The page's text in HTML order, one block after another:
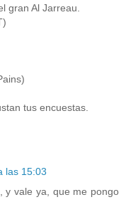
gran Al Jarreau.
tus encuestas.
las 15:03
y vale ya, que me pongo